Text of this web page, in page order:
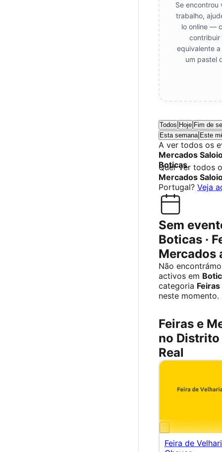
Se encontrou
trabalho,
lo online —
contribuir
equivalente
um pastel
Todos Hoje Fim de
Esta semana Este
A ver todos os
Mercados
Boticas.
Quer ver todos
Mercados
Portugal? Veja
Sem
Boticas ·
Mercados
Não
activos em
categoria
neste momento.
Feiras e
no
Real
Feira de